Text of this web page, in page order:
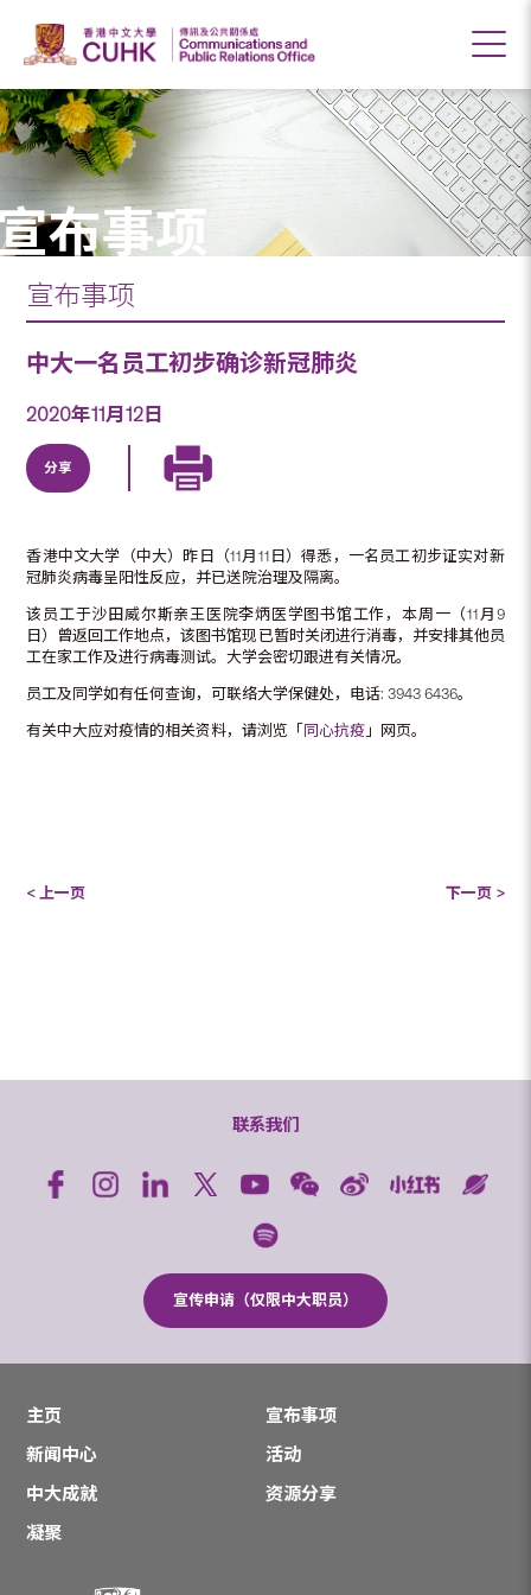
布事项
宣布事项
中大一名员工初步确诊新冠肺炎
2020年11月12日
分享
香港中文大学（中大）昨日（11月11日）得悉，一名员工初步证实对新
冠肺炎病毒呈阳性反应，并已送院治理及隔离。
该员工于沙田威尔斯亲王医院李炳医学图书馆工作，本周一（11月9
日）曾返回工作地点，该图书馆现已暂时关闭进行消毒，并安排其他员
工在家工作及进行病毒测试。大学会密切跟进有关情况。
员工及同学如有任何查询，可联络大学保健处，电话: 3943 6436。
有关中大应对疫情的相关资料，请浏览「同心抗疫 」网页。
< 上一页 下一页 >
联系我们
宣传申请（仅限中大职员）
主页
宣布事项
新闻中心
活动
中大成就
资源分享
凝聚